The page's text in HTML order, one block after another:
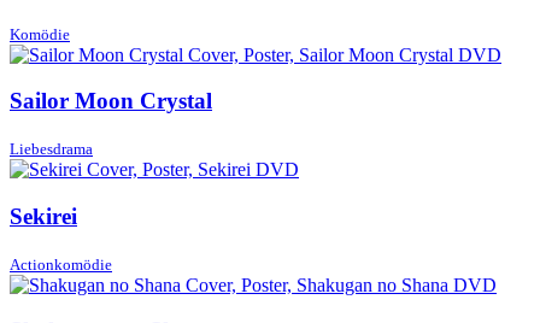
Komödie
Sailor Moon Crystal
Liebesdrama
Sekirei
Actionkomödie